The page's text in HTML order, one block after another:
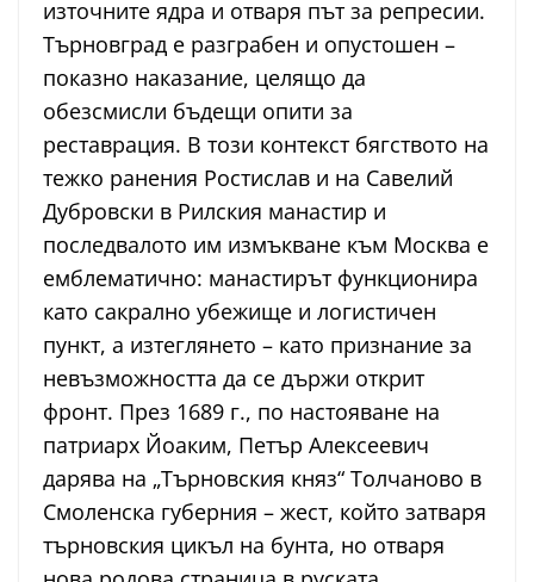
източните ядра и отваря път за репресии.
Търновград е разграбен и опустошен –
показно наказание, целящо да
обезсмисли бъдещи опити за
реставрация. В този контекст бягството на
тежко ранения Ростислав и на Савелий
Дубровски в Рилския манастир и
последвалото им измъкване към Москва е
емблематично: манастирът функционира
като сакрално убежище и логистичен
пункт, а изтеглянето – като признание за
невъзможността да се държи открит
фронт. През 1689 г., по настояване на
патриарх Йоаким, Петър Алексеевич
дарява на „Търновския княз“ Толчаново в
Смоленска губерния – жест, който затваря
търновския цикъл на бунта, но отваря